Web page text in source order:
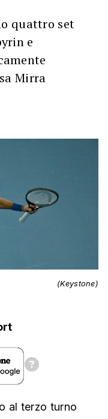
quattro set
e
Mirra
(Keystone)
al terzo turno